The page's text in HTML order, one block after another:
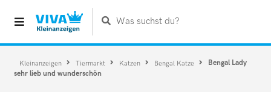
Was suchst du?
Kleinanzeigen Tiermarkt Katzen Bengal Katze
Bengal Lady
sehr lieb und wunderschön